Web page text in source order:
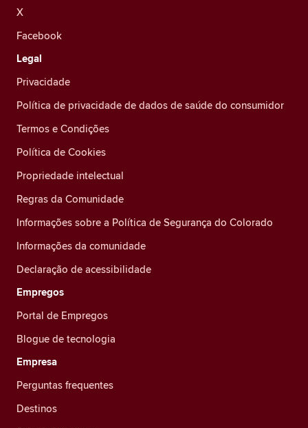
X
Facebook
Legal
Privacidade
Política de privacidade de dados de saúde do consumidor
Termos e Condições
Política de Cookies
Propriedade intelectual
Regras da Comunidade
Informações sobre a Política de Segurança do Colorado
Informações da comunidade
Declaração de acessibilidade
Empregos
Portal de Empregos
Blogue de tecnologia
Empresa
Perguntas frequentes
Destinos